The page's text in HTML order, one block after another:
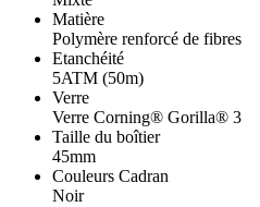
Matière
Polymère renforcé de fibres
Etanchéité
5ATM (50m)
Verre
Verre Corning® Gorilla® 3
Taille du boîtier
45mm
Couleurs Cadran
Noir